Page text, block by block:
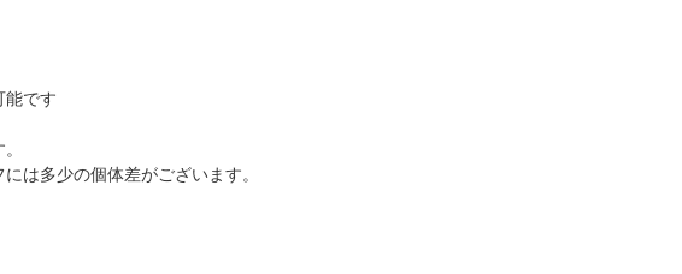
能です
は多少の個体差がございます。